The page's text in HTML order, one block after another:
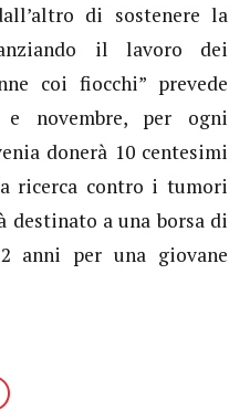
di sostenere la
il lavoro dei
coi fiocchi” prevede
novembre, per ogni
donerà 10 centesimi
ricerca contro i tumori
a una borsa di
anni per una giovane